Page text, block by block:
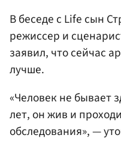
В беседе с Life сын
режиссер и
заявил, что сейчас
лучше.
«Человек не бывает
лет, он жив и
обследования», —